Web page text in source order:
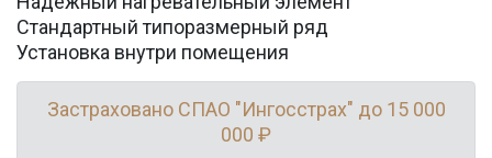
Стандартный типоразмерный ряд
Установка внутри помещения
Застраховано СПАО "Ингосстрах" до 15 000
000 ₽